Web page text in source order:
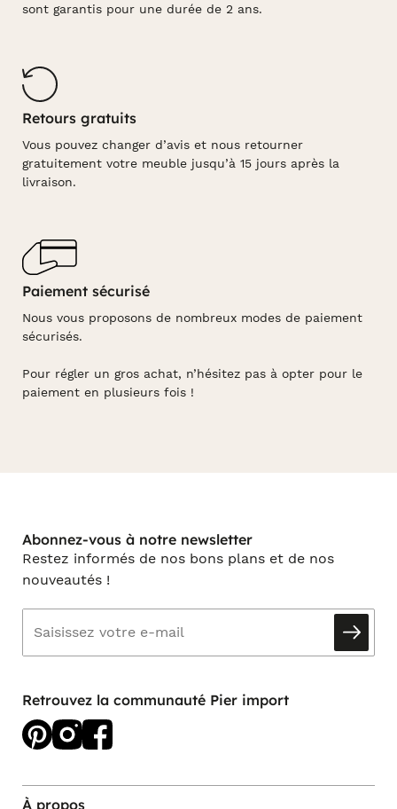
sont garantis pour une durée de 2 ans.
Retours gratuits
Vous pouvez changer d’avis et nous retourner
gratuitement votre meuble jusqu’à 15 jours après la
livraison.
Paiement sécurisé
Nous vous proposons de nombreux modes de paiement
sécurisés.
Pour régler un gros achat, n’hésitez pas à opter pour le
paiement en plusieurs fois !
Abonnez-vous à notre newsletter
Restez informés de nos bons plans et de nos
nouveautés !
Retrouvez la communauté Pier import
À propos